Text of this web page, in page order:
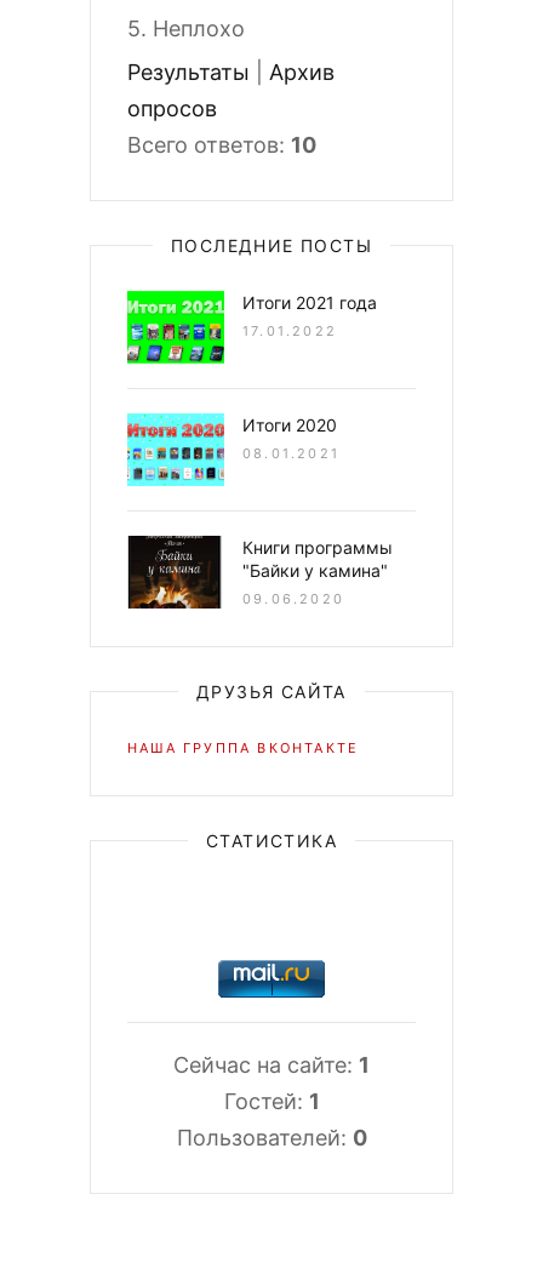
5. Неплохо
Результаты
Архив
опросов
Всего ответов: 10
ПОСЛЕДНИЕ ПОСТЫ
Итоги 2021 года
17.01.2022
Итоги 2020
08.01.2021
Книги программы
"Байки у камина"
09.06.2020
ДРУЗЬЯ САЙТА
НАША ГРУППА ВКОНТАКТЕ
СТАТИСТИКА
Сейчас на сайте: 1
Гостей: 1
Пользователей: 0